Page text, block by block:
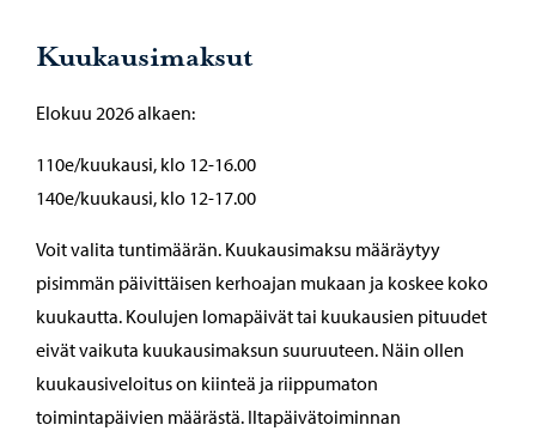
Kuukausimaksut
Elokuu 2026 alkaen:
110e/kuukausi, klo 12-16.00
140e/kuukausi, klo 12-17.00
Voit valita tuntimäärän. Kuukausimaksu määräytyy
pisimmän päivittäisen kerhoajan mukaan ja koskee koko
kuukautta. Koulujen lomapäivät tai kuukausien pituudet
eivät vaikuta kuukausimaksun suuruuteen. Näin ollen
kuukausiveloitus on kiinteä ja riippumaton
toimintapäivien määrästä. Iltapäivätoiminnan